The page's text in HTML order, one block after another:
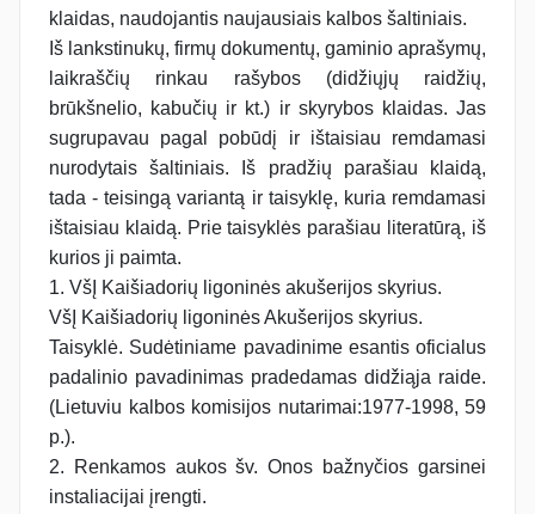
klaidas, naudojantis naujausiais kalbos šaltiniais.
Iš lankstinukų, firmų dokumentų, gaminio aprašymų,
laikraščių rinkau rašybos (didžiųjų raidžių,
brūkšnelio, kabučių ir kt.) ir skyrybos klaidas. Jas
sugrupavau pagal pobūdį ir ištaisiau remdamasi
nurodytais šaltiniais. Iš pradžių parašiau klaidą,
tada - teisingą variantą ir taisyklę, kuria remdamasi
ištaisiau klaidą. Prie taisyklės parašiau literatūrą, iš
kurios ji paimta.
1. VšĮ Kaišiadorių ligoninės akušerijos skyrius.
VšĮ Kaišiadorių ligoninės Akušerijos skyrius.
Taisyklė. Sudėtiniame pavadinime esantis oficialus
padalinio pavadinimas pradedamas didžiąja raide.
(Lietuviu kalbos komisijos nutarimai:1977-1998, 59
p.).
2. Renkamos aukos šv. Onos bažnyčios garsinei
instaliacijai įrengti.